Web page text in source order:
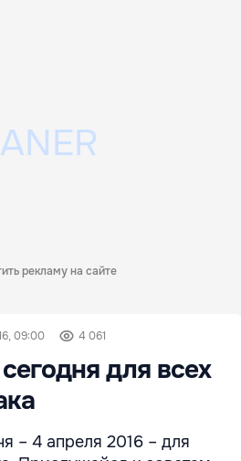
рекламу на сайте
09:00 4 061
для всех
– 4 апреля 2016 – для